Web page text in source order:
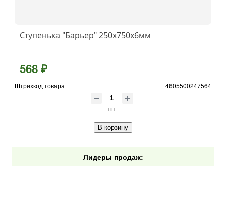
Ступенька "Барьер" 250x750x6мм
568 ₽
Штрихкод товара 4605500247564
шт
В корзину
Лидеры продаж: